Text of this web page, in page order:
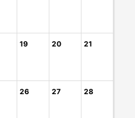
19 20 21
26 27 28